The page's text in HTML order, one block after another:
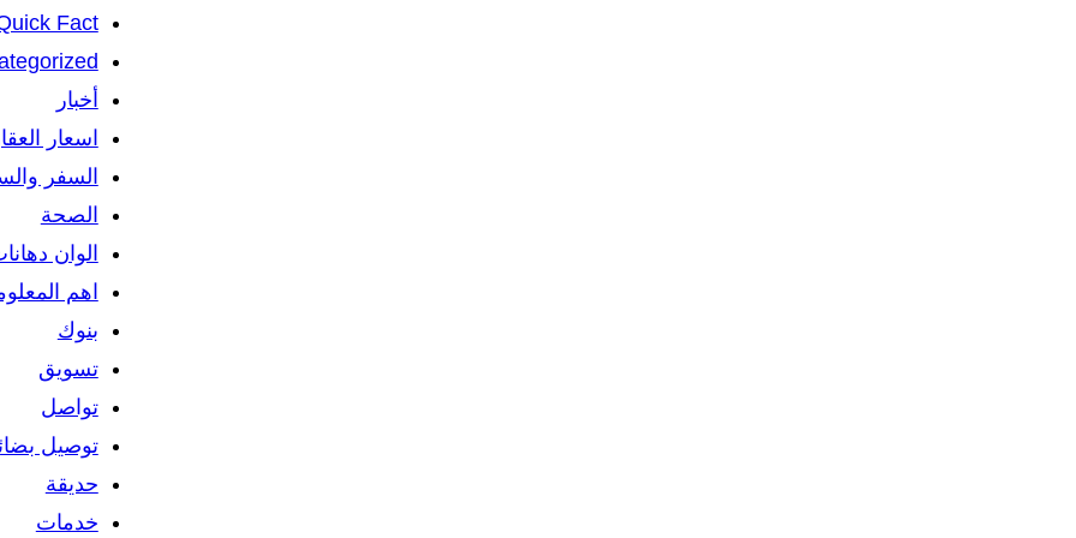
Fact
أخبار
اسعار
السفر
الصحة
الوان
اهم
بنوك
تسويق
تواصل
توصيل
حديقة
خدمات